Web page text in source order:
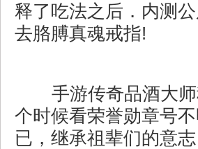
释了吃法之后．内测
去胳膊真魂戒指!
手游传奇品酒大
个时候看荣誉勋章号
已，继承祖辈们的意